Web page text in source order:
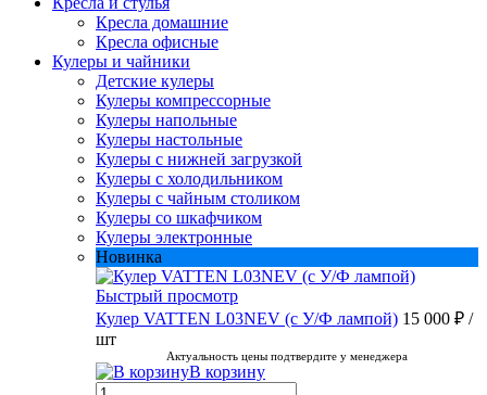
Кресла домашние
Кресла офисные
Кулеры и чайники
Детские кулеры
Кулеры компрессорные
Кулеры напольные
Кулеры настольные
Кулеры с нижней загрузкой
Кулеры с холодильником
Кулеры с чайным столиком
Кулеры со шкафчиком
Кулеры электронные
Новинка
Быстрый просмотр
Кулер VATTEN L03NEV (с У/Ф лампой) 15 000 ₽ /
шт
Актуальность цены подтвердите у менеджера
В корзину